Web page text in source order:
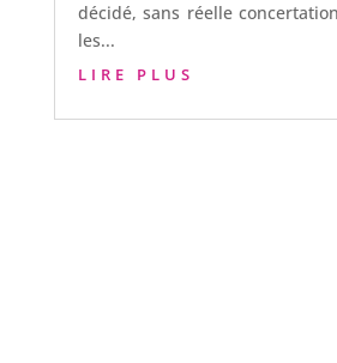
décidé, sans réelle
les...
LIRE PLUS